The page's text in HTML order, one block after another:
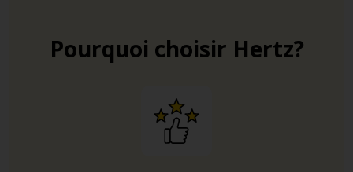
En ville, adoptez une conduite vigilante, notamment à
assez vite. Attendez-vous à une conduite rapide et
En particulier, notez l’usage du klaxon qui sert autant à
Pourquoi choisir Hertz?